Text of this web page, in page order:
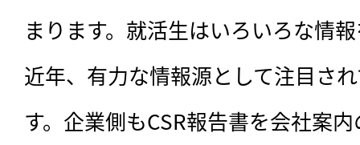
まります。就活生はいろいろな情
近年、有力な情報源として注目さ
す。企業側もCSR報告書を会社案